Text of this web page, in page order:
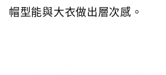
帽型能與大衣做出層次感。